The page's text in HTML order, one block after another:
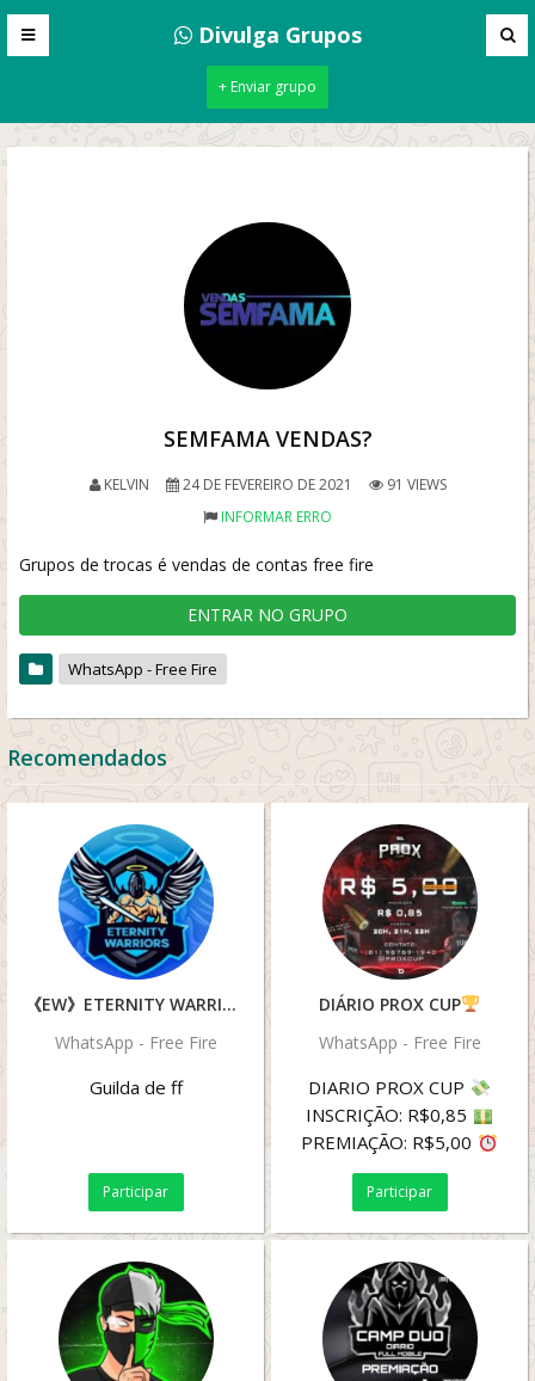
Divulga Grupos
+ Enviar grupo
SEMFAMA VENDAS?
KELVIN 24 DE FEVEREIRO DE 2021
91 VIEWS
INFORMAR ERRO
Grupos de trocas é vendas de contas free fire
ENTRAR NO GRUPO
WhatsApp - Free Fire
Recomendados
《EW》ETERNITY WARRIORS
WhatsApp - Free Fire
Guilda de ff
Participar
DIÁRIO PROX CUP
WhatsApp - Free Fire
DIARIO PROX CUP
INSCRIÇÃO: R$0,85
PREMIAÇÃO: R$5,00
20H 12 VAGAS
12 VAGAS
Participar